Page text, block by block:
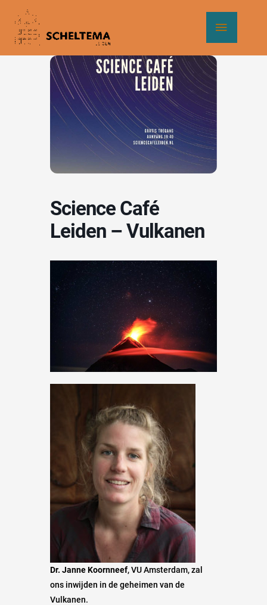
naar
Science Café
Leiden – Vulkanen
Dr. Janne Koornneef, VU Amsterdam, zal
ons inwijden in de geheimen van de
Vulkanen.